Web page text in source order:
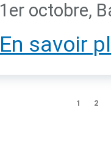
1er octobre,
En savoir
1 2